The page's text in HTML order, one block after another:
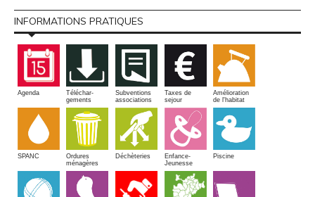
INFORMATIONS PRATIQUES
Agenda
Téléchar-
gements
Subventions
associations
Taxes de
sejour
Amélioration
de l'habitat
SPANC
Ordures
ménagères
Déchèteries
Enfance-
Jeunesse
Piscine